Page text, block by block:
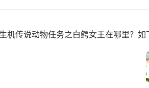
机传说动物任务之白鳄女王在哪里？如